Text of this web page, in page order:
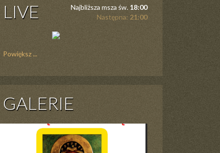
LIVE Najbliższa msza św. 18:00
Następna: 21:00
Powiększ ...
GALERIE